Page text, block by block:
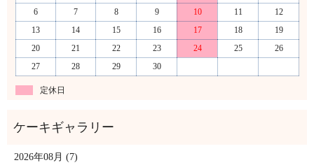
6
7 8 9 10 11
12
13
14 15 16 17 18
19
20
21 22 23 24 25
26
27
28 29 30
定休日
2026年08月 (7)